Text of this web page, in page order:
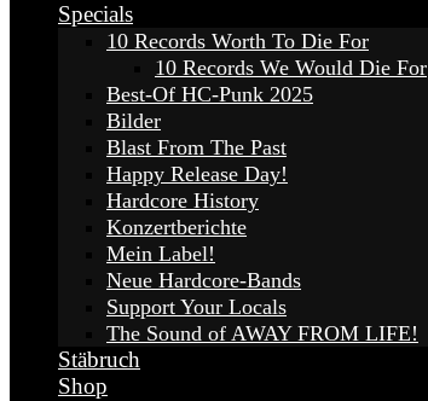
Specials
10 Records Worth To Die For
10 Records We Would Die For
Best-Of HC-Punk 2025
Bilder
Blast From The Past
Happy Release Day!
Hardcore History
Konzertberichte
Mein Label!
Neue Hardcore-Bands
Support Your Locals
The Sound of AWAY FROM LIFE!
Stäbruch
Shop